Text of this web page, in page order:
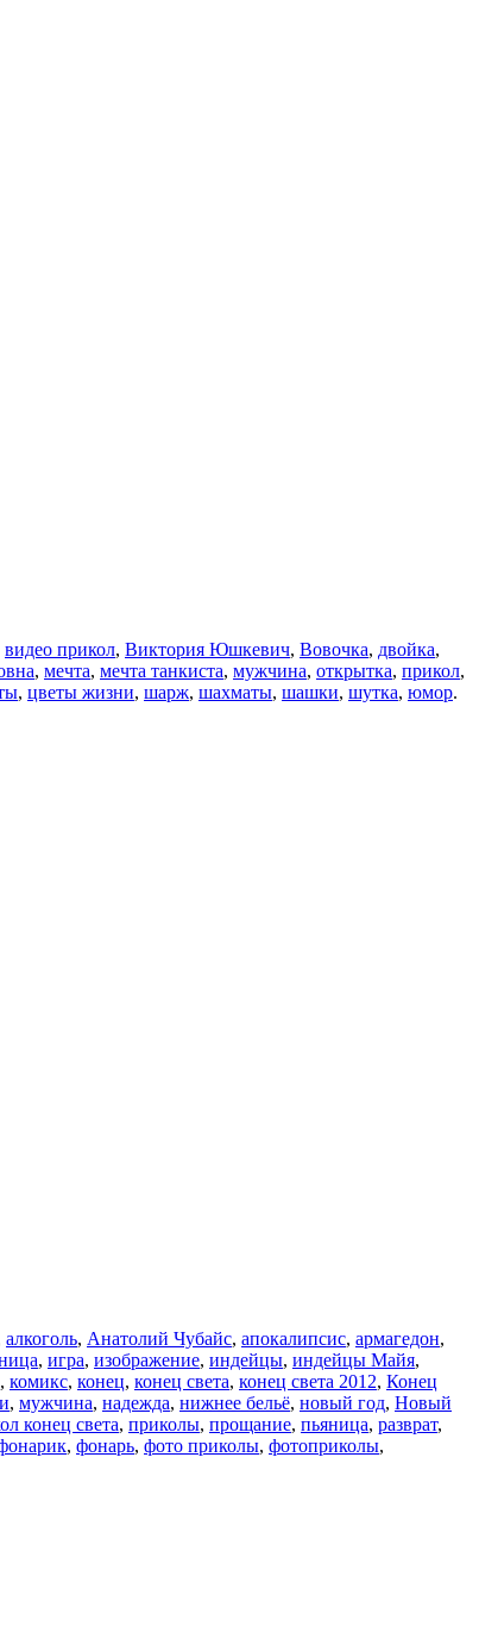
видео прикол, Виктория Юшкевич, Вовочка, двойка,
, мечта, мечта танкиста, мужчина, открытка, прикол,
, цветы жизни, шарж, шахматы, шашки, шутка, юмор.
алкоголь, Анатолий Чубайс, апокалипсис, армагедон,
, игра, изображение, индейцы, индейцы Майя,
, комикс, конец, конец света, конец света 2012, Конец
, мужчина, надежда, нижнее бельё, новый год, Новый
конец света, приколы, прощание, пьяница, разврат,
, фонарь, фото приколы, фотоприколы,